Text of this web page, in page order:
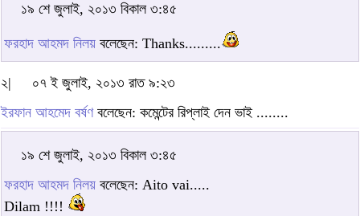
১৯ শে জুলাই, ২০১৩ বিকাল ৩:৪৫
ফরহাদ আহমদ নিলয় বলেছেন: Thanks.........
২|
০৭ ই জুলাই, ২০১৩ রাত ৯:২৩
ইরফান আহমেদ বর্ষণবলেছেন: কমেন্টের রিপ্লাই দেন ভাই ........
১৯ শে জুলাই, ২০১৩ বিকাল ৩:৪৫
ফরহাদ আহমদ নিলয় বলেছেন: Aito vai.....
Dilam !!!!